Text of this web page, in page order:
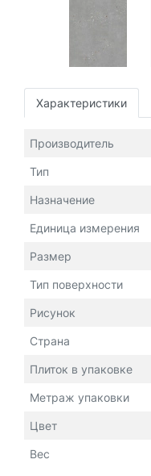
Характеристики
Производитель
Тип
Назначение
Единица измерения
Размер
Тип поверхности
Рисунок
Страна
Плиток в упаковке
Метраж упаковки
Цвет
Вес